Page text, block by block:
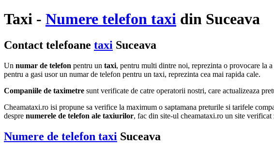
Taxi - Numere telefon taxi din Suceava
Contact telefoane taxi Suceava
Un numar de telefon pentru un taxi, pentru multi dintre noi, reprezinta o provocare la
pentru a gasi usor un numar de telefon pentru un taxi, reprezinta cea mai rapida cale.
Companiile de taximetre sunt verificate de catre operatorii nostri, care actualizeaza
Cheamataxi.ro isi propune sa verifice la maximum o saptamana preturile si tarifele
despre numerele de telefon ale taxiurilor, fac din site-ul cheamataxi.ro un site verificat
Numere de telefon taxi Suceava